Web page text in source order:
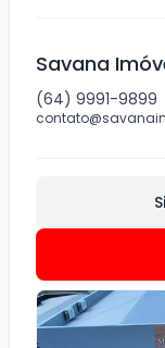
Savana
(64) 9991-9899